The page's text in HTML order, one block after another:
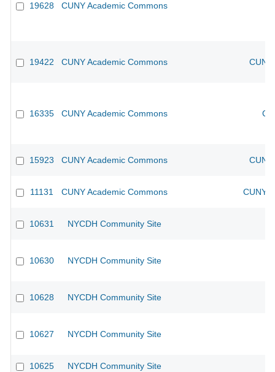
19628 CUNY Academic Commons
19422 CUNY Academic Commons
16335 CUNY Academic Commons
15923 CUNY Academic Commons
11131 CUNY Academic Commons CUNY
10631 NYCDH Community Site
10630 NYCDH Community Site
10628 NYCDH Community Site
10627 NYCDH Community Site
10625 NYCDH Community Site